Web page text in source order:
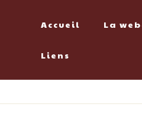
Accueil La
Liens